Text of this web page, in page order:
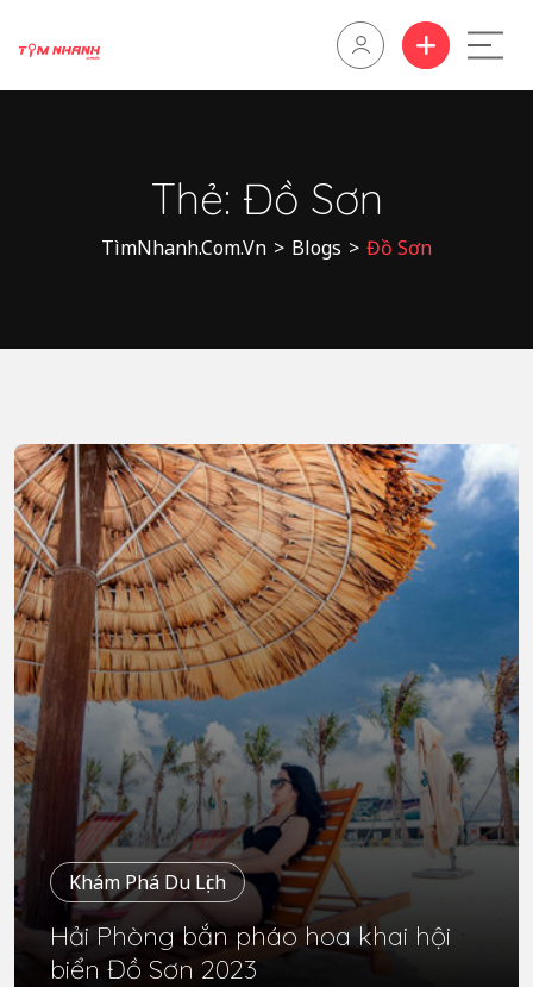
Thẻ: Đồ Sơn
TìmNhanh.Com.Vn > Blogs > Đồ Sơn
Khám Phá Du Lịch
Hải Phòng bắn pháo hoa khai hội
biển Đồ Sơn 2023